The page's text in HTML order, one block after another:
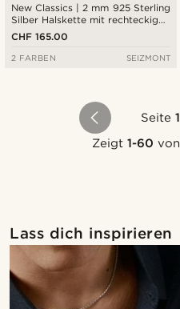
New Classics | 2 mm 925 Sterling
Silber Halskette mit rechteckiger
Ankerkette
CHF 165.00
2 FARBEN SEIZMONT
Seite 1
Zeigt1-60 von
Lass dich inspirieren